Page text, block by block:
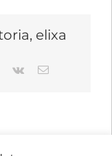
elixa
Pinterest
Vk Email